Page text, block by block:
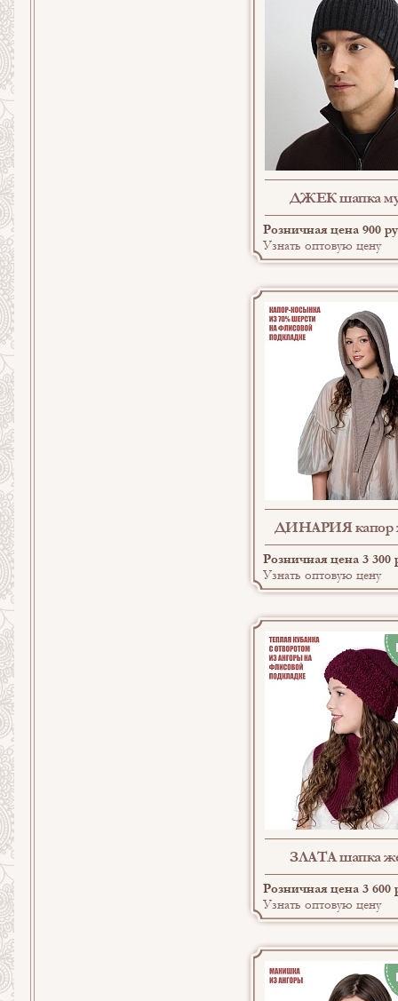
ДЖЕК шапка
Розничная цена 900
Узнать оптовую цену
ДИНАРИЯ капор
Розничная цена 3 300
Узнать оптовую цену
ЗЛАТА шапка
Розничная цена 3 600
Узнать оптовую цену